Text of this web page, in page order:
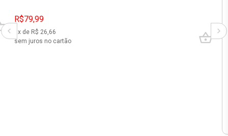
R$79,99
3x de R$ 26,66
sem juros no cartão